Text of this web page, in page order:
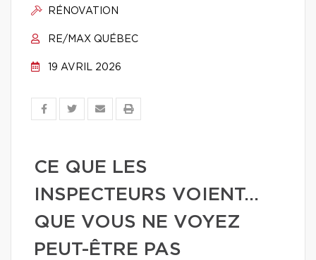
RÉNOVATION
RE/MAX QUÉBEC
19 AVRIL 2026
CE QUE LES
INSPECTEURS VOIENT…
QUE VOUS NE VOYEZ
PEUT-ÊTRE PAS